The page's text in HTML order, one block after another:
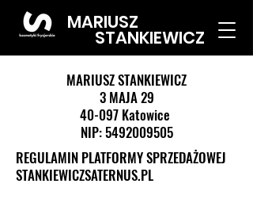
MARIUSZ
STANKIEWICZ
MARIUSZ STANKIEWICZ
3 MAJA 29
40-097 Katowice
NIP: 5492009505
REGULAMIN PLATFORMY SPRZEDAŻOWEJ
STANKIEWICZSATERNUS.PL